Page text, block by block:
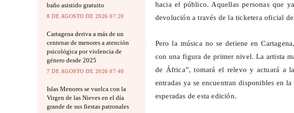
baño asistido gratuito
8 DE AGOSTO DE 2026 07:20
Cartagena deriva a más de un
centenar de menores a atención
psicológica por violencia de
género desde 2025
7 DE AGOSTO DE 2026 07:40
Islas Menores se vuelca con la
Virgen de las Nieves en el día
grande de sus fiestas patronales
hacia el público. Aquellas personas que
devolución a través de la ticketeraoficial
Pero la música no se detiene en
con una figura de primer nivel. La artista
de África”, tomará el relevo y actuará a
entradas ya se encuentran disponibles en
esperadas de esta edición.